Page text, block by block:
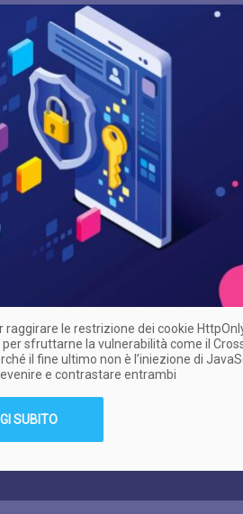
raggirare le restrizione dei cookie
sfruttarne la vulnerabilità come il
il fine ultimo non è l’iniezione di
e contrastare entrambi
SUBITO